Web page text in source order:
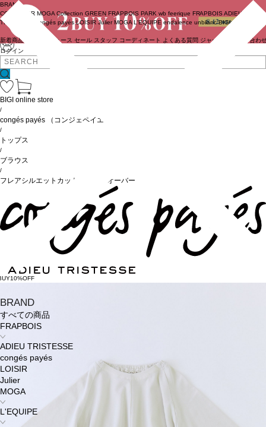
ログイン
BRAND
COUTURIER MOGA Collection GREEN FRAPBOIS PARK wb feerique FRAPBOIS ADIEU
TRISTESSE
congés payés LOISIR Julier MOGA L'EQUIPE endalence unbilanc BIGI online store
新着商品 ニュース セール スタッフ コーディネート よくある質問 ジャーナル お問い合わ
BRAND
すべての商品
FRAPBOIS
ADIEU TRISTESSE
congés payés
LOISIR
Julier
MOGA
L'EQUIPE
BIGI online store
/
congés payés （コンジェペイエ）
/
トップス
/
ブラウス
/
フレアシルエットカットソープルオーバー